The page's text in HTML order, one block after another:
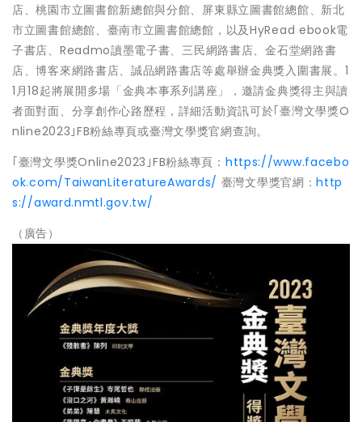
店、桃園市立圖書館新總館與分館、屏東縣立圖書館總館、新北
市立圖書館總館、臺南市立圖書館總館，以及HyRead ebook電
子書店、Readmo讀墨電子書、三民網路書店、金石堂網路書
店、博客來網路書店、誠品網路書店等處舉辦金典獎入圍書展。1
1月18起將展開多場「金典本事系列講座」，邀請金典獎得主與讀
者面對面、分享創作心路歷程，詳細活動資訊可於｢臺灣文學獎O
nline2023｣FB粉絲專頁或臺灣文學獎官網查詢。
｢臺灣文學獎Online2023｣FB粉絲專頁： https://www.facebo
ok.com/TaiwanLiteratureAwards/ 臺灣文學獎官網：http
s://award.nmtl.gov.tw/
（廣告）